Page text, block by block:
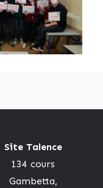
Site Talence
134 cours
Gambetta,